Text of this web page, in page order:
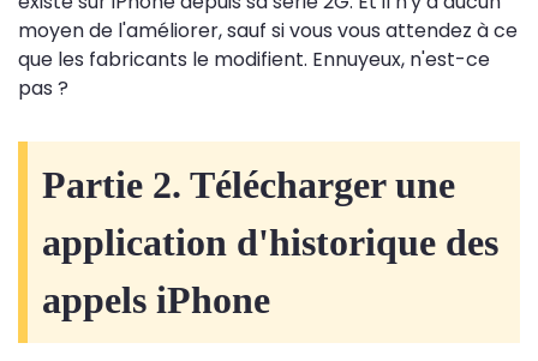
moyen de l'améliorer, sauf si vous vous attendez à ce
que les fabricants le modifient. Ennuyeux, n'est-ce
pas ?
Partie 2. Télécharger une
application d'historique des
appels iPhone